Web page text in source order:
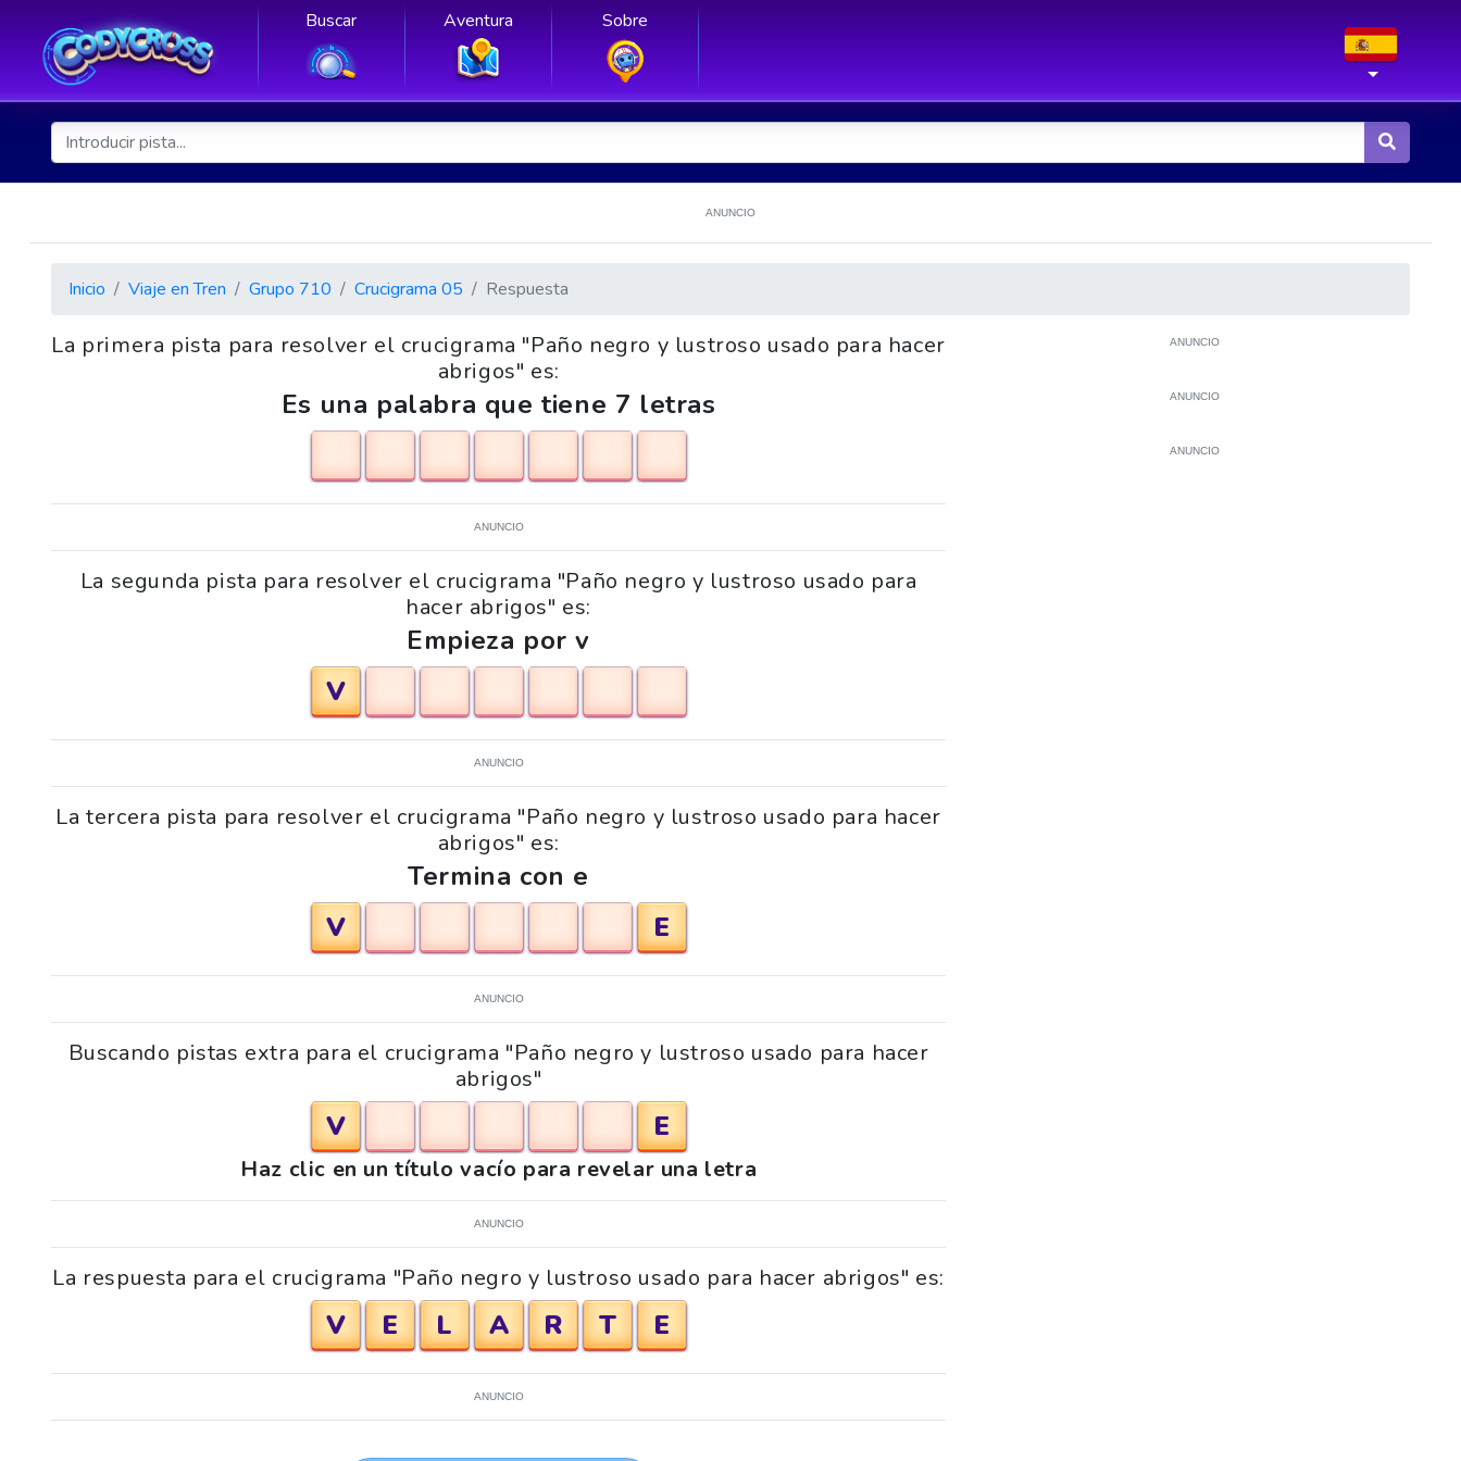
Buscar Aventura Sobre
ANUNCIO
Inicio Viaje en Tren Grupo 710 Crucigrama 05 Respuesta
La primera pista para resolver el crucigrama "Paño negro y lustroso usado para hacer
abrigos" es:
Es una palabra que tiene 7 letras
ANUNCIO
La segunda pista para resolver el crucigrama "Paño negro y lustroso usado para
hacer abrigos" es:
Empieza por v
V
ANUNCIO
La tercera pista para resolver el crucigrama "Paño negro y lustroso usado para hacer
abrigos" es:
Termina con e
V
E
ANUNCIO
Buscando pistas extra para el crucigrama "Paño negro y lustroso usado para hacer
abrigos"
V E
Haz clic en un título vacío para revelar una letra
ANUNCIO
La respuesta para el crucigrama "Paño negro y lustroso usado para hacer abrigos" es:
V E L A R T E
ANUNCIO
ANUNCIO
ANUNCIO
ANUNCIO